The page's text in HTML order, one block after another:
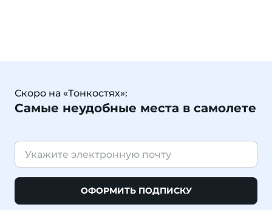
Скоро на «Тонкостях»:
Самые неудобные места в самолете
ОФОРМИТЬ ПОДПИСКУ